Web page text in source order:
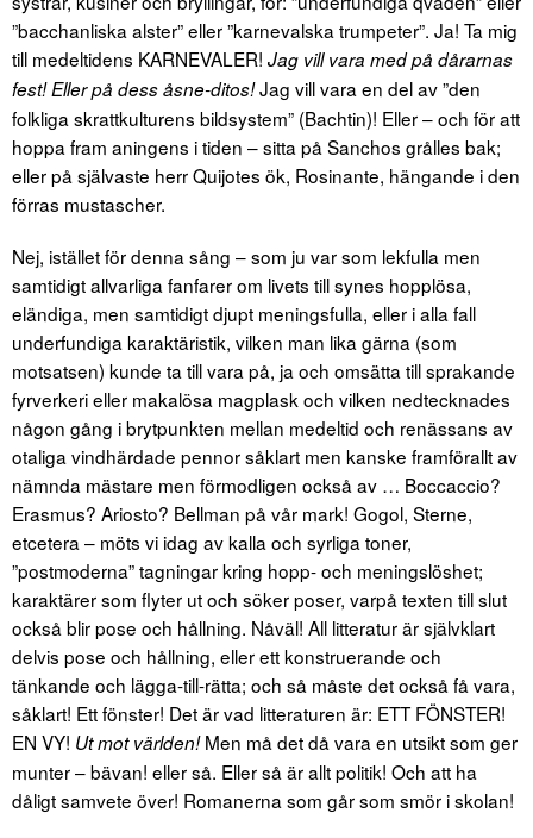
”bacchanliska alster” eller ”karnevalska trumpeter”. Ja! Ta mig
till medeltidens KARNEVALER! Jag vill vara med på dårarnas
fest! Eller på dess åsne-ditos!Jag vill vara en del av ”den
folkliga skrattkulturens bildsystem” (Bachtin)! Eller – och för att
hoppa fram aningens i tiden – sitta på Sanchos grålles bak;
eller på självaste herr Quijotes ök, Rosinante, hängande i den
förras mustascher.
Nej, istället för denna sång – som ju var som lekfulla men
samtidigt allvarliga fanfarer om livets till synes hopplösa,
eländiga, men samtidigt djupt meningsfulla, eller i alla fall
underfundiga karaktäristik, vilken man lika gärna (som
motsatsen) kunde ta till vara på, ja och omsätta till sprakande
fyrverkeri eller makalösa magplask och vilken nedtecknades
någon gång i brytpunkten mellan medeltid och renässans av
otaliga vindhärdade pennor såklart men kanske framförallt av
nämnda mästare men förmodligen också av … Boccaccio?
Erasmus? Ariosto? Bellman på vår mark! Gogol, Sterne,
etcetera – möts vi idag av kalla och syrliga toner,
”postmoderna” tagningar kring hopp- och meningslöshet;
karaktärer som flyter ut och söker poser, varpå texten till slut
också blir pose och hållning. Nåväl! All litteratur är självklart
delvis pose och hållning, eller ett konstruerande och
tänkande och lägga-till-rätta; och så måste det också få vara,
såklart! Ett fönster! Det är vad litteraturen är: ETT FÖNSTER!
EN VY! Ut mot världen!Men må det då vara en utsikt som ger
munter – bävan! eller så. Eller så är allt politik! Och att ha
dåligt samvete över! Romanerna som går som smör i skolan!